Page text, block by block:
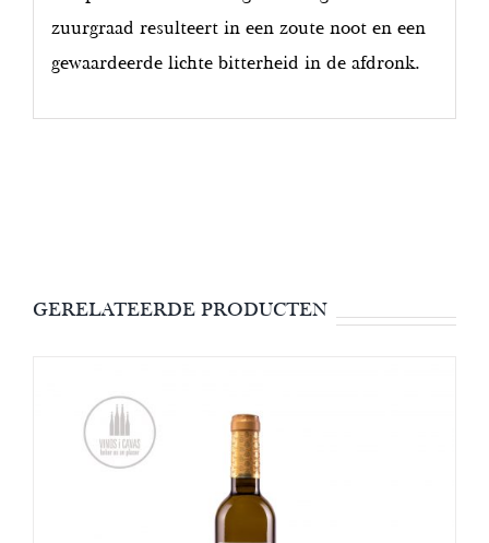
zuurgraad resulteert in een zoute noot en een
gewaardeerde lichte bitterheid in de afdronk.
GERELATEERDE PRODUCTEN